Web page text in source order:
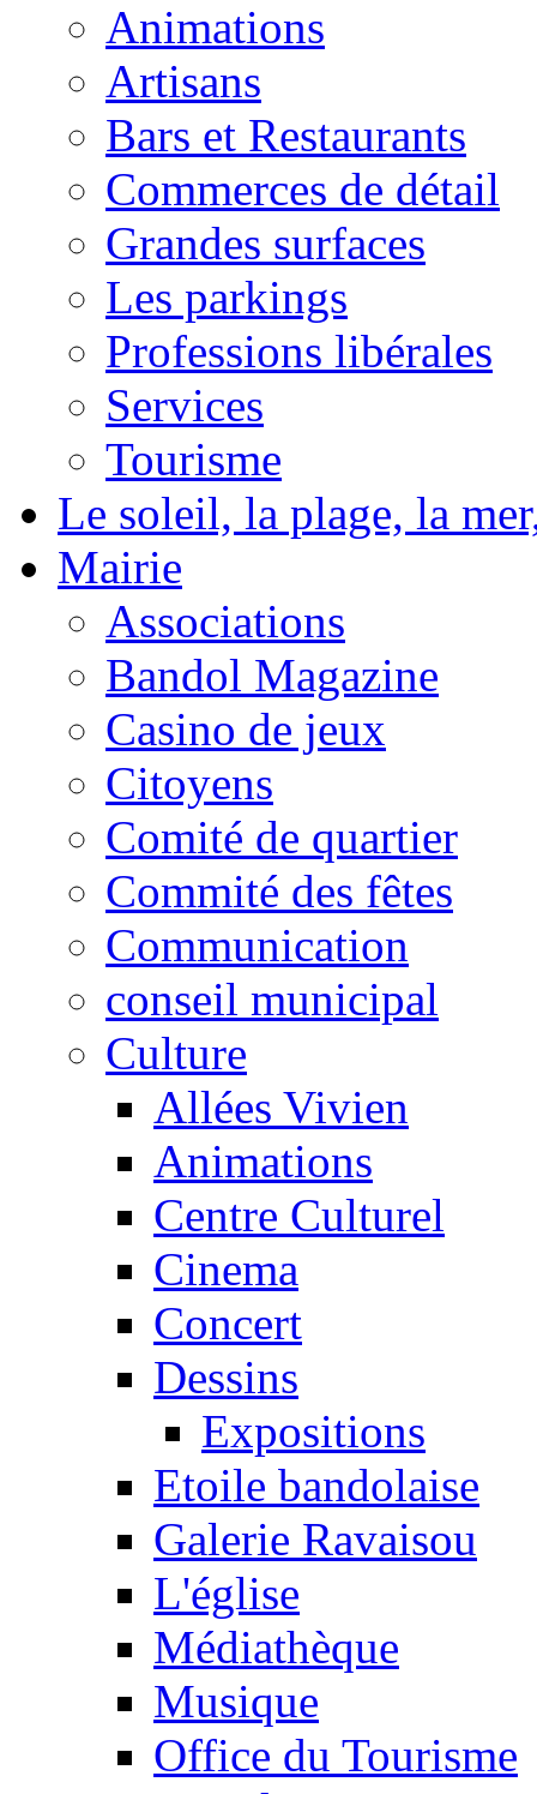
Animations
Artisans
Bars et Restaurants
Commerces de détail
Grandes surfaces
Les parkings
Professions libérales
Services
Tourisme
Le soleil, la plage, la
Mairie
Associations
Bandol Magazine
Casino de jeux
Citoyens
Comité de quartier
Commité des fêtes
Communication
conseil municipal
Culture
Allées Vivien
Animations
Centre Culturel
Cinema
Concert
Dessins
Expositions
Etoile bandolaise
Galerie Ravaisou
L'église
Médiathèque
Musique
Office du Tourisme